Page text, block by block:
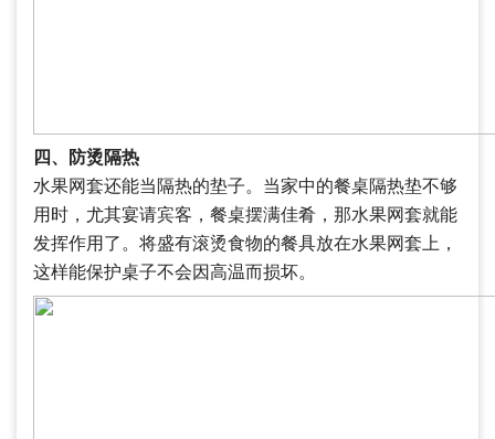
四、防烫隔热
水果网套还能当隔热的垫子。当家中的餐桌隔热垫不够
用时，尤其宴请宾客，餐桌摆满佳肴，那水果网套就能
发挥作用了。将盛有滚烫食物的餐具放在水果网套上，
这样能保护桌子不会因高温而损坏。